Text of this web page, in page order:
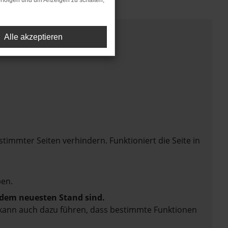
Seiten verhindern. Funktioniert die Seite in
neuesten Stand sind.
auch dazu führen, dass bestimmte Funktionen
Alle akzeptieren